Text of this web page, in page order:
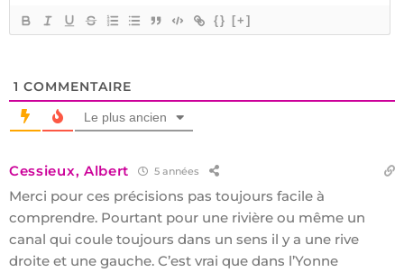
{} [+]
1 COMMENTAIRE
Le plus ancien
Cessieux, Albert 5 années
Merci pour ces précisions pas toujours facile à
comprendre. Pourtant pour une rivière ou même un
canal qui coule toujours dans un sens il y a une rive
droite et une gauche. C’est vrai que dans l’Yonne